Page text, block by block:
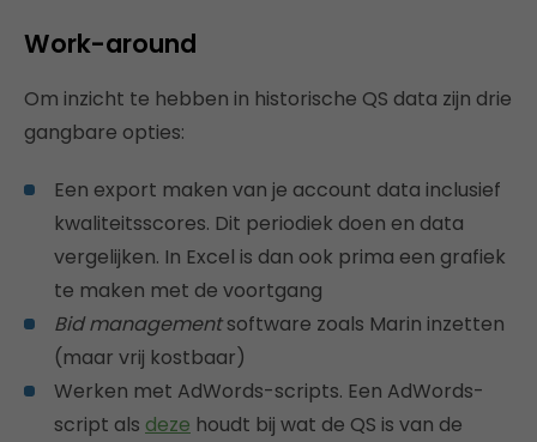
Work-around
Om inzicht te hebben in historische QS data zijn drie
gangbare opties:
Een export maken van je account data inclusief
kwaliteitsscores. Dit periodiek doen en data
vergelijken. In Excel is dan ook prima een grafiek
te maken met de voortgang
Bid managementsoftware zoals Marin inzetten
(maar vrij kostbaar)
Werken met AdWords-scripts. Een AdWords-
script als deze houdt bij wat de QS is van de